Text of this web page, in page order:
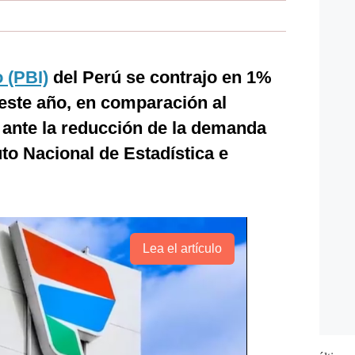
(PBI) del Perú se contrajo en 1%
año, en comparación al
la reducción de la demanda
Nacional de Estadística e
Lea el artículo